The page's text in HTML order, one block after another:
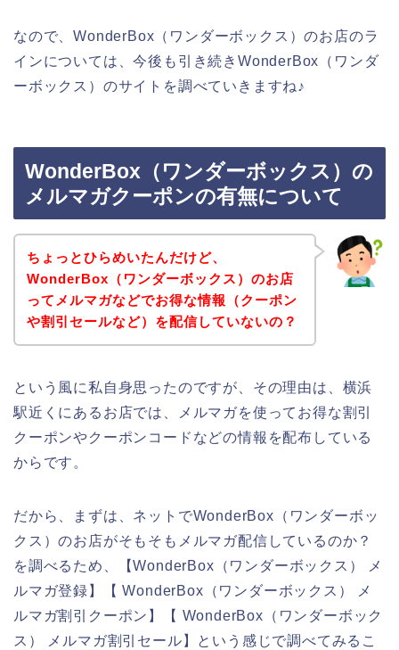
なので、WonderBox（ワンダーボックス）のお店のラ
インについては、今後も引き続きWonderBox（ワンダ
ーボックス）のサイトを調べていきますね♪
WonderBox（ワンダーボックス）の
メルマガクーポンの有無について
ちょっとひらめいたんだけど、
WonderBox（ワンダーボックス）のお店
ってメルマガなどでお得な情報（クーポン
や割引セールなど）を配信していないの？
という風に私自身思ったのですが、その理由は、横浜
駅近くにあるお店では、メルマガを使ってお得な割引
クーポンやクーポンコードなどの情報を配布している
からです。
だから、まずは、ネットでWonderBox（ワンダーボッ
クス）のお店がそもそもメルマガ配信しているのか？
を調べるため、【WonderBox（ワンダーボックス） メ
ルマガ登録】【 WonderBox（ワンダーボックス） メ
ルマガ割引クーポン】【 WonderBox（ワンダーボック
ス） メルマガ割引セール】という感じで調べてみるこ